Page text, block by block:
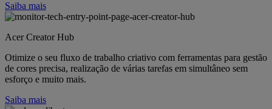
Saiba mais
Acer Creator Hub
Otimize o seu fluxo de trabalho criativo com ferramentas para gestão
de cores precisa, realização de várias tarefas em simultâneo sem
esforço e muito mais.
Saiba mais